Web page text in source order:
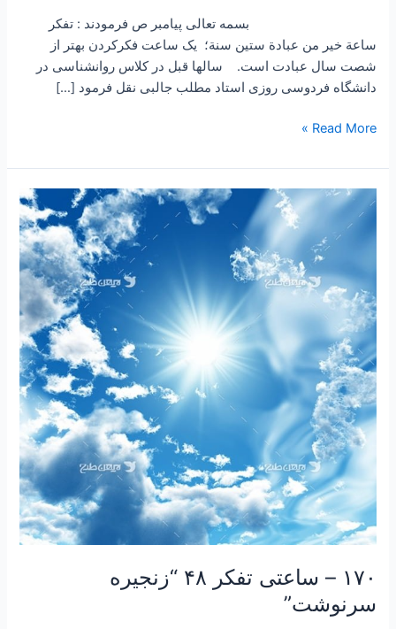
بسمه تعالی پیامبر ص فرمودند : تفكر
ساعة خير من عبادة ستين سنة؛ یک ساعت فکرکردن بهتر از
شصت سال عبادت است. سالها قبل در کلاس روانشناسی در
دانشگاه فردوسی روزی استاد مطلب جالبی نقل فرمود […]
Read More »
۱۷۰ – ساعتی تفکر ۴۸ “زنجیره
سرنوشت”
۱۷۰
ساعتی
۴۸
“زنجیره
سرنوشت”